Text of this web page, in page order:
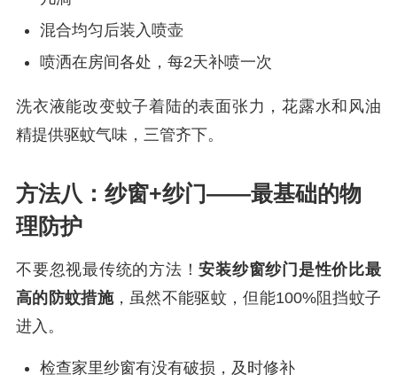
混合均匀后装入喷壶
喷洒在房间各处，每2天补喷一次
洗衣液能改变蚊子着陆的表面张力，花露水和风油
精提供驱蚊气味，三管齐下。
方法八：纱窗+纱门——最基础的物
理防护
不要忽视最传统的方法！安装纱窗纱门是性价比最
高的防蚊措施，虽然不能驱蚊，但能100%阻挡蚊子
进入。
检查家里纱窗有没有破损，及时修补